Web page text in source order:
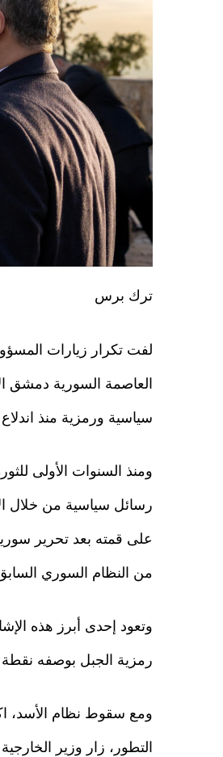
ترك برس
لفت تكرار زيارات
العاصمة السورية دمشق
سياسية ورمزية منذ اندلاع
ومنذ السنوات الأولى
رسائل سياسية من خلال
على قمته بعد تحرير
من النظام السوري
رمزية الجبل بوصفه
ومع سقوط نظام الأسد،
التطور، زار وزير